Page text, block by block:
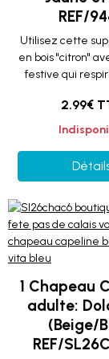
REF/
Utilisez cette
en bois "citron"
festive qui
2.99€
1 Chapeau
adulte:
(Beige/
REF/